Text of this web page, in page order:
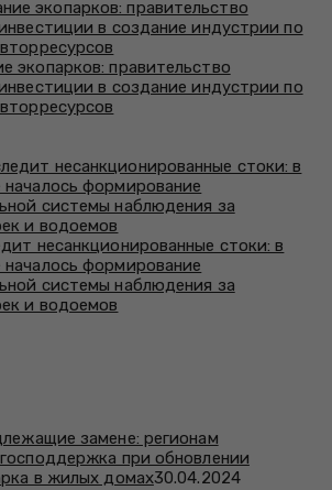
экопарков: правительство
в создание индустрии по
несанкционированные стоки: в
формирование
системы наблюдения за
и водоемов
замене: регионам
при обновлении
в жилых домах30.04.2024